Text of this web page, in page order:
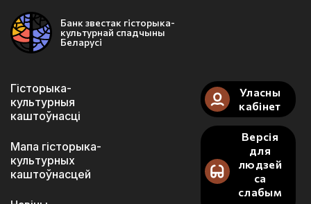
Банк звестак гісторыка-
культурнай спадчыны
Беларусі
Гісторыка-
культурныя
каштоўнасці
Мапа гісторыка-
культурных
каштоўнасцей
Уласны
кабінет
Версія
для
людзей
са
слабым